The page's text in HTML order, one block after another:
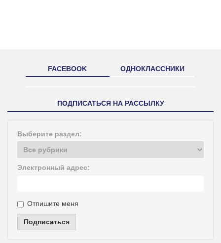
FACEBOOK ОДНОКЛАССНИКИ
ПОДПИСАТЬСЯ НА РАССЫЛКУ
Выберите раздел:
Электронный адрес:
Отпишите меня
Подписаться